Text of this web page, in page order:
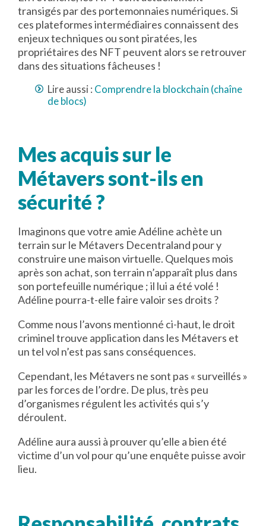
transigés par des portemonnaies numériques. Si
ces plateformes intermédiaires connaissent des
enjeux techniques ou sont piratées, les
propriétaires des NFT peuvent alors se retrouver
dans des situations fâcheuses !
Lire aussi : Comprendre la blockchain (chaîne
de blocs)
Mes acquis sur le
Métavers sont-ils en
sécurité ?
Imaginons que votre amie Adéline achète un
terrain sur le Métavers Decentraland pour y
construire une maison virtuelle. Quelques mois
après son achat, son terrain n’apparaît plus dans
son portefeuille numérique ; il lui a été volé !
Adéline pourra-t-elle faire valoir ses droits ?
Comme nous l’avons mentionné ci-haut, le droit
criminel trouve application dans les Métavers et
un tel vol n’est pas sans conséquences.
Cependant, les Métavers ne sont pas « surveillés »
par les forces de l’ordre. De plus, très peu
d’organismes régulent les activités qui s’y
déroulent.
Adéline aura aussi à prouver qu’elle a bien été
victime d’un vol pour qu’une enquête puisse avoir
lieu.